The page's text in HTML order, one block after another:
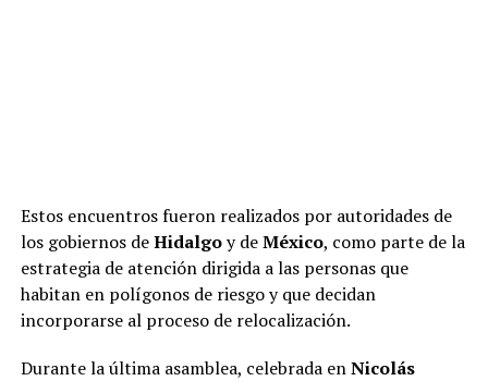
Estos encuentros fueron realizados por autoridades de
los gobiernos deHidalgoy deMéxico, como parte de la
estrategia de atención dirigida a las personas que
habitan en polígonos de riesgo y que decidan
incorporarse al proceso de relocalización.
Durante la última asamblea, celebrada enNicolás